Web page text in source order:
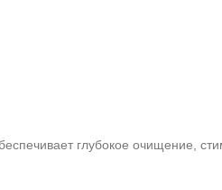
глубокое очищение,